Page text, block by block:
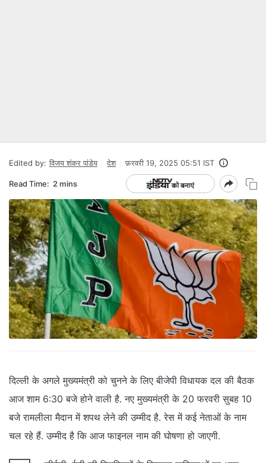
Edited by: विजय शंकर पांडेय देश फ़रवरी 19, 2025 05:51 IST
Read Time: 2 mins
दिल्ली के अगले मुख्यमंत्री को चुनने के लिए बीजेपी विधायक दल की बैठक
आज शाम 6:30 बजे होने वाली है. नए मुख्यमंत्री के 20 फरवरी सुबह 10
बजे रामलीला मैदान में शपथ लेने की उम्मीद है. रेस में कई नेताओं के नाम
चल रहे हैं. उम्मीद है कि आज फाइनल नाम की घोषणा हो जाएगी.